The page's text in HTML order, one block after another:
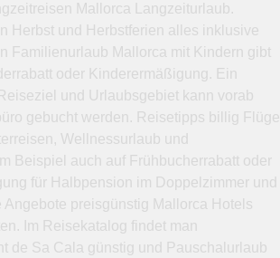
Mallorca Langzeiturlaub.
Herbst und Herbstferien alles inklusive
Familienurlaub Mallorca mit Kindern gibt
oder Kinderermäßigung. Ein
und Urlaubsgebiet kann vorab
gebucht werden. Reisetipps billig Flüge
Wellnessurlaub und
Beispiel auch auf Frühbucherrabatt oder
für Halbpension im Doppelzimmer und
preisgünstig Mallorca Hotels
Im Reisekatalog findet man
de Sa Cala günstig und Pauschalurlaub